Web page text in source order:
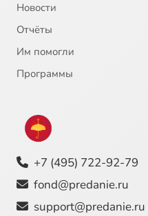
Новости
Отчёты
Им помогли
Программы
+7 (495) 722-92-79
fond@predanie.ru
support@predanie.ru